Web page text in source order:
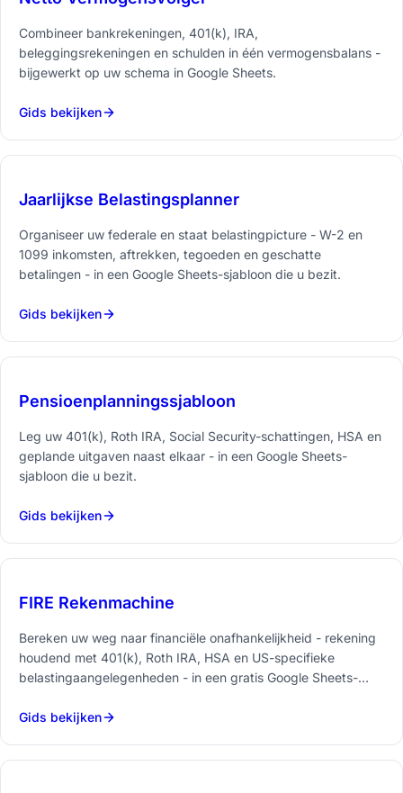
Combineer bankrekeningen, 401(k), IRA,
beleggingsrekeningen en schulden in één vermogensbalans -
bijgewerkt op uw schema in Google Sheets.
Gids bekijken
Jaarlijkse Belastingsplanner
Organiseer uw federale en staat belastingpicture - W-2 en
1099 inkomsten, aftrekken, tegoeden en geschatte
betalingen - in een Google Sheets-sjabloon die u bezit.
Gids bekijken
Pensioenplanningssjabloon
Leg uw 401(k), Roth IRA, Social Security-schattingen, HSA en
geplande uitgaven naast elkaar - in een Google Sheets-
sjabloon die u bezit.
Gids bekijken
FIRE Rekenmachine
Bereken uw weg naar financiële onafhankelijkheid - rekening
houdend met 401(k), Roth IRA, HSA en US-specifieke
belastingaangelegenheden - in een gratis Google Sheets-
Gids bekijken